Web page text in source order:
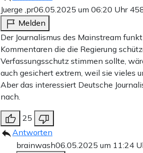
Juerge ,pr06.05.2025 um 06:20 Uhr
Melden
Der Journalismus des Mainstream
Kommentaren die die Regierung
Verfassungsschutz stimmen sollte,
auch gesichert extrem, weil sie vieles
Aber das interessiert Deutsche
nach.
25
Antworten
brainwash06.05.2025 um 11:24